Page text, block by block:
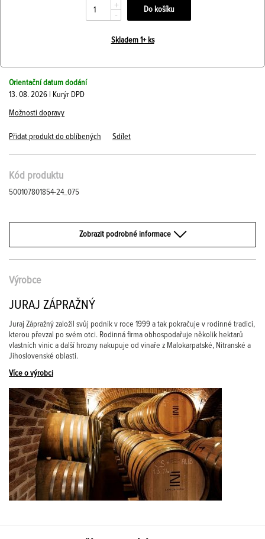
+
-
Skladem 1+ ks
Orientační datum dodání
13. 08. 2026 | Kurýr DPD
Možnosti dopravy
Přidat produkt do oblíbených Sdílet
Kód produktu
500107801854-24_075
Zobrazit podrobné informace
Výrobce
JURAJ ZÁPRAŽNÝ
Juraj Zápražný založil svůj podnik v roce 1999 a tak pokračuje v rodinné tradici,
kterou převzal po svém otci. Rodinná firma obhospodařuje několik hektarů
vlastních vinic a další hrozny nakupuje od vinaře z Malokarpatské, Nitranské a
Jihoslovenské oblasti.
Více o výrobci